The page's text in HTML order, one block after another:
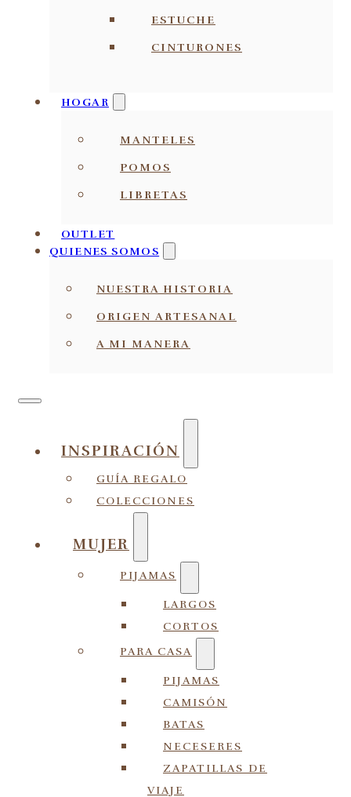
ESTUCHE
CINTURONES
HOGAR
MANTELES
POMOS
LIBRETAS
OUTLET
QUIENES SOMOS
NUESTRA HISTORIA
ORIGEN ARTESANAL
A MI MANERA
INSPIRACIÓN
GUÍA REGALO
COLECCIONES
MUJER
PIJAMAS
LARGOS
CORTOS
PARA CASA
PIJAMAS
CAMISÓN
BATAS
NECESERES
ZAPATILLAS DE
VIAJE